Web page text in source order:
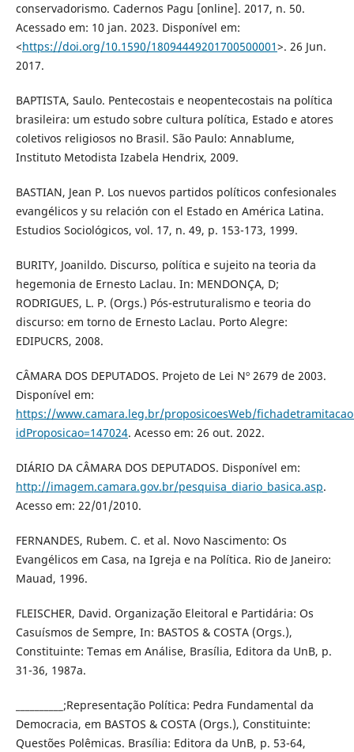
conservadorismo. Cadernos Pagu [online]. 2017, n. 50.
Acessado em: 10 jan. 2023. Disponível em:
<https://doi.org/10.1590/18094449201700500001>. 26 Jun.
2017.
BAPTISTA, Saulo. Pentecostais e neopentecostais na política
brasileira: um estudo sobre cultura política, Estado e atores
coletivos religiosos no Brasil. São Paulo: Annablume,
Instituto Metodista Izabela Hendrix, 2009.
BASTIAN, Jean P. Los nuevos partidos políticos confesionales
evangélicos y su relación con el Estado en América Latina.
Estudios Sociológicos, vol. 17, n. 49, p. 153-173, 1999.
BURITY, Joanildo. Discurso, política e sujeito na teoria da
hegemonia de Ernesto Laclau. In: MENDONÇA, D;
RODRIGUES, L. P. (Orgs.) Pós-estruturalismo e teoria do
discurso: em torno de Ernesto Laclau. Porto Alegre:
EDIPUCRS, 2008.
CÂMARA DOS DEPUTADOS. Projeto de Lei Nº 2679 de 2003.
Disponível em:
https://www.camara.leg.br/proposicoesWeb/
idProposicao=147024. Acesso em: 26 out. 2022.
DIÁRIO DA CÂMARA DOS DEPUTADOS. Disponível em:
http://imagem.camara.gov.br/pesquisa_diario_basica.asp.
Acesso em: 22/01/2010.
FERNANDES, Rubem. C. et al. Novo Nascimento: Os
Evangélicos em Casa, na Igreja e na Política. Rio de Janeiro:
Mauad, 1996.
FLEISCHER, David. Organização Eleitoral e Partidária: Os
Casuísmos de Sempre, In: BASTOS & COSTA (Orgs.),
Constituinte: Temas em Análise, Brasília, Editora da UnB, p.
31-36, 1987a.
__________;Representação Política: Pedra Fundamental da
Democracia, em BASTOS & COSTA (Orgs.), Constituinte:
Questões Polêmicas. Brasília: Editora da UnB, p. 53-64,